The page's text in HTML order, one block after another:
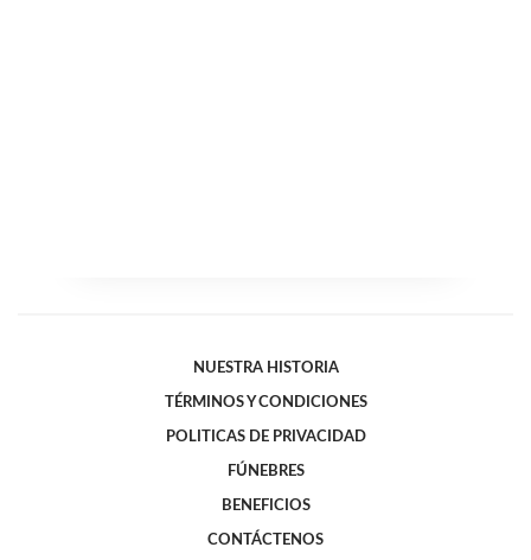
NUESTRA HISTORIA
TÉRMINOS Y CONDICIONES
POLITICAS DE PRIVACIDAD
FÚNEBRES
BENEFICIOS
CONTÁCTENOS